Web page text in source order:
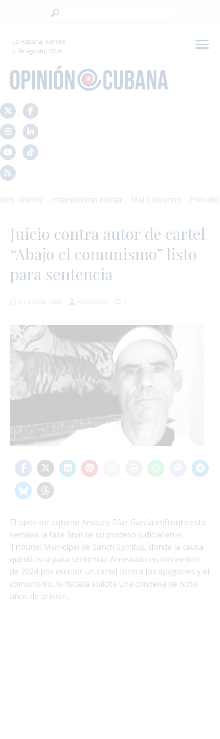
La Habana, viernes
7 de agosto, 2026
Unidos Intervención militar Mal Gobierno Presidio
Juicio contra autor de cartel
“Abajo el comunismo” listo
para sentencia
El opositor cubano Amaury Díaz García enfrentó esta
semana la fase final de su proceso judicial en el
Tribunal Municipal de Sancti Spíritus, donde la causa
quedó lista para sentencia. Arrestado en noviembre
de 2024 por escribir un cartel contra los apagones y el
comunismo, la fiscalía solicita una condena de ocho
años de prisión.